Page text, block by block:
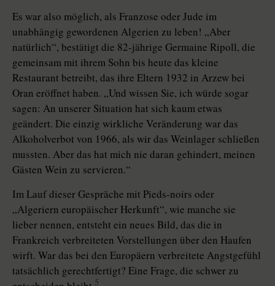
Es war also möglich, als Franzose oder Jude im
unabhängig gewordenen Algerien zu leben! „Aber
natürlich“, bestätigt die 82-jährige Germaine Ripoll, die
gemeinsam mit ihrem Sohn bis heute das kleine
Restaurant betreibt, das ihre Eltern 1932 in Arzew bei
Oran eröffnet haben. „Und wissen Sie, ich würde sogar
sagen: An unserer Situation hat sich kaum etwas
geändert. Die einzig wirkliche Veränderung war das
Alkoholverbot von 1966, als wir das Weinlager schließen
mussten. Aber das hat mich nie daran gehindert, meinen
Gästen Wein zu servieren.“
Im Lauf dieser Gespräche mit Pieds-noirs oder
„Algeriern europäischer Herkunft“, wie manche sie
lieber nennen, entsteht ein neues Bild, das die in
Frankreich verbreiteten Vorstellungen über den Haufen
wirft. War das bei den Europäern verbreitete Angstgefühl
tatsächlich gerechtfertigt? Eine Frage, die schwer zu
5